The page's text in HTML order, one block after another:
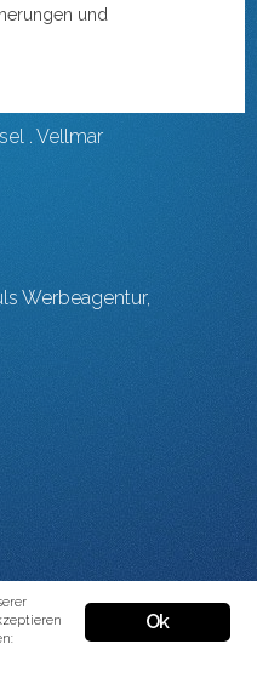
und
. Vellmar
Werbeagentur,
Ok